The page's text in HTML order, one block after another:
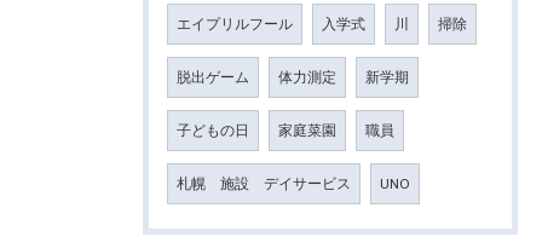
エイプリルフール 入学式 川 掃除
脱出ゲーム 体力測定 新学期
子どもの日 家庭菜園 職員
札幌 施設 デイサービス UNO